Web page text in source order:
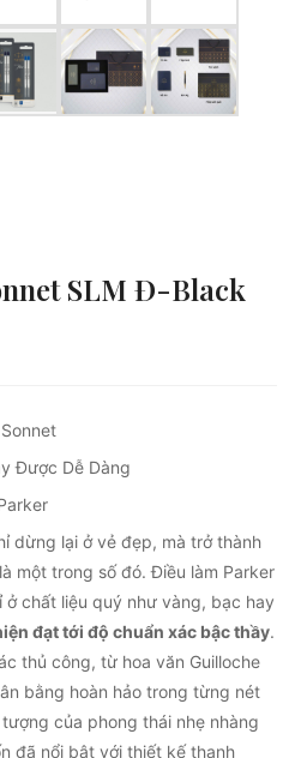
SLM Đ-Black
Dễ Dàng
dừng lại ở vẻ đẹp, mà trở thành
một trong số đó. Điều làm Parker
chất liệu quý như vàng, bạc hay
đạt tới độ chuẩn xác bậc thầy.
thủ công, từ hoa văn Guilloche
bằng hoàn hảo trong từng nét
của phong thái nhẹ nhàng
đã nổi bật với thiết kế thanh